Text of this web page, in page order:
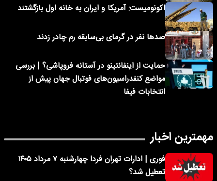
اکونومیست: آمریکا و ایران به خانه اول بازگشتند
صدها نفر در گرمای بی‌سابقه رم چادر زدند
حمایت از اینفانتینو در آستانه فروپاشی؟ | بررسی
مواضع کنفدراسیون‌های فوتبال جهان پیش از
انتخابات فیفا
مهمترین اخبار
فوری | ادارات تهران فردا چهارشنبه ۷ مرداد ۱۴۰۵
تعطیل شد؟